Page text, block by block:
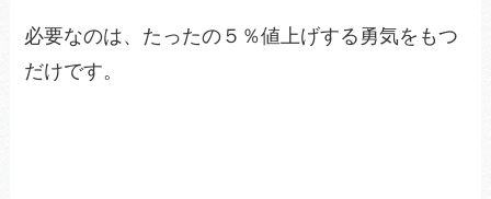
必要なのは、たったの５％値上げする勇気をもつ
だけです。